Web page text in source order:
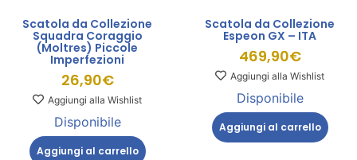
Scatola da Collezione
Squadra Coraggio
(Moltres) Piccole
Imperfezioni
26,90€
Aggiungi alla Wishlist
Disponibile
Aggiungi al carrello
Scatola da Collezione
Espeon GX – ITA
469,90€
Aggiungi alla Wishlist
Disponibile
Aggiungi al carrello